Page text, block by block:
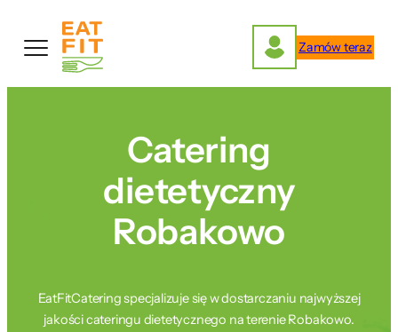
treści
Zamów teraz
Catering
dietetyczny
Robakowo
EatFitCatering specjalizuje się w dostarczaniu najwyższej
jakości cateringu dietetycznego na terenie Robakowo.